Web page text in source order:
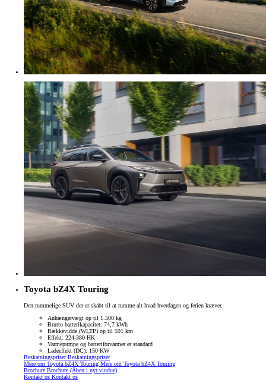
Toyota bZ4X Touring
Den rummelige SUV der er skabt til at rumme alt hvad hverdagen og ferien kræver.
Anhængervægt op til 1.500 kg
Brutto batterikapacitet: 74,7 kWh
Rækkevidde (WLTP) op til 591 km
Effekt: 224-380 HK
Varmepumpe og batteriforvarmer er standard
Ladeeffekt (DC): 150 KW
BeskatningspriserBeskatningspriser
Mere om Toyota bZ4X Touring Mere om Toyota bZ4X Touring
Brochure Brochure (Åben i nyt vindue)
Kontakt os Kontakt os